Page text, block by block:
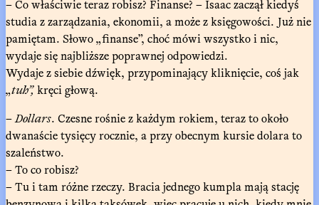
– Co właściwie teraz robisz? Finanse? – Isaac zaczął kiedyś
studia z zarządzania, ekonomii, a może z księgowości. Już nie
pamiętam. Słowo „finanse”, choć mówi wszystko i nic,
wydaje się najbliższe poprawnej odpowiedzi.
Wydaje z siebie dźwięk, przypominający kliknięcie, coś jak
„tuh”,kręci głową.
–Dollars. Czesne rośnie z każdym rokiem, teraz to około
dwanaście tysięcy rocznie, a przy obecnym kursie dolara to
szaleństwo.
– To co robisz?
– Tu i tam różne rzeczy. Bracia jednego kumpla mają stację